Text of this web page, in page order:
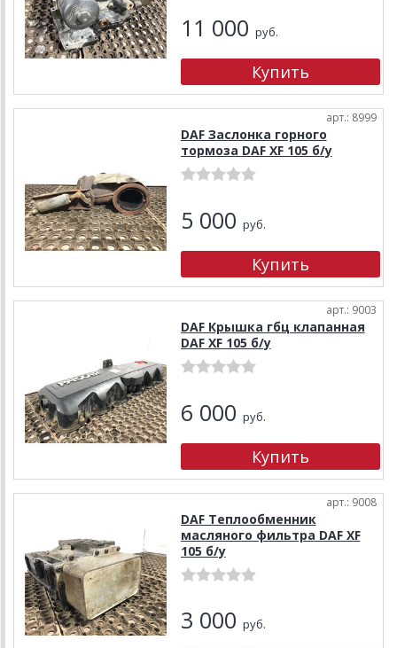
11 000 руб.
арт.: 8999
DAF Заслонка горного
тормоза DAF XF 105 б/у
5 000 руб.
арт.: 9003
DAF Крышка гбц клапанная
DAF XF 105 б/у
6 000 руб.
арт.: 9008
DAF Теплообменник
масляного фильтра DAF XF
105 б/у
3 000 руб.